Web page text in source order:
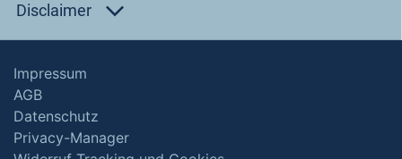
Disclaimer
Impressum
AGB
Datenschutz
Privacy-Manager